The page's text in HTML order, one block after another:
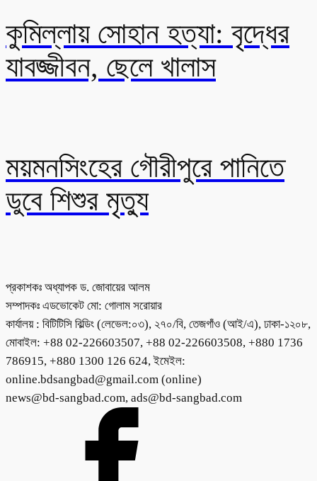
কুমিল্লায় সোহান হত্যা: বৃদ্ধের
যাবজ্জীবন, ছেলে খালাস
ময়মনসিংহের গৌরীপুরে পানিতে
ডুবে শিশুর মৃত্যু
প্রকাশকঃ অধ্যাপক ড. জোবায়ের আলম
সম্পাদকঃ এডভোকেট মো: গোলাম সরোয়ার
কার্যালয় : বিটিটিসি বিল্ডিং (লেভেল:০৩), ২৭০/বি, তেজগাঁও (আই/এ), ঢাকা-১২০৮,
মোবাইল: +88 02-226603507, +88 02-226603508, +880 1736
786915, +880 1300 126 624, ইমেইল:
online.bdsangbad@gmail.com (online)
news@bd-sangbad.com, ads@bd-sangbad.com